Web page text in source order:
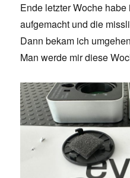
Ende letzter Woche
aufgemacht und die
Dann bekam ich
Man werde mir diese